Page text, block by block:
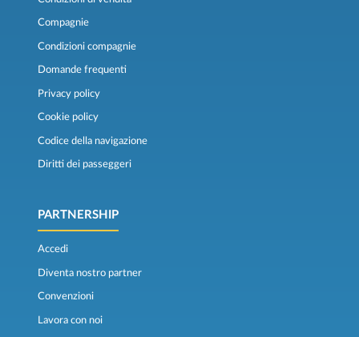
Compagnie
Condizioni compagnie
Domande frequenti
Privacy policy
Cookie policy
Codice della navigazione
Diritti dei passeggeri
PARTNERSHIP
Accedi
Diventa nostro partner
Convenzioni
Lavora con noi